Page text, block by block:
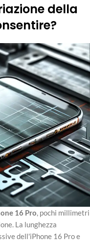
della
16 Pro, pochi millimetri
La lunghezza
dell'iPhone 16 Pro e